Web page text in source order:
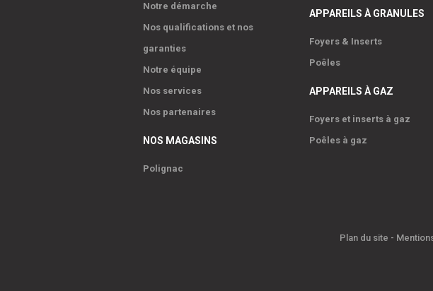
Notre démarche
Nos qualifications et nos
garanties
Notre équipe
Nos services
Nos partenaires
NOS MAGASINS
Polignac
APPAREILS À GRANULES
Foyers & Inserts
Poêles
APPAREILS À GAZ
Foyers et inserts à gaz
Poêles à gaz
Plan du site -